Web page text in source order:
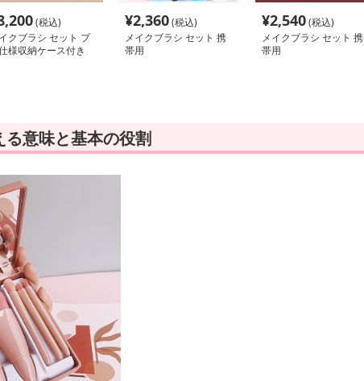
(税込)
クブラシ セット プ
様収納ケース付き
¥2,360(税込)
メイクブラシ セット 携
帯用
¥2,540(税込)
メイクブラシ セット 携
帯用
意味と基本の役割